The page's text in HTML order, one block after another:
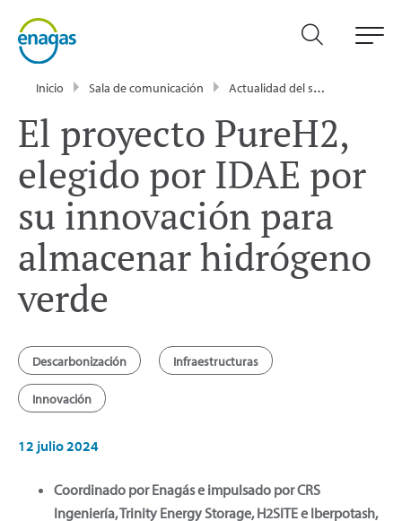
Inicio Sala de comunicación Actualidad del sector energético - Enagás
El proyecto PureH2,
elegido por IDAE por
su innovación para
almacenar hidrógeno
verde
Descarbonización Infraestructuras
Innovación
12 julio 2024
Coordinado por Enagás e impulsado por CRS
Ingeniería, Trinity Energy Storage, H2SITE e Iberpotash,